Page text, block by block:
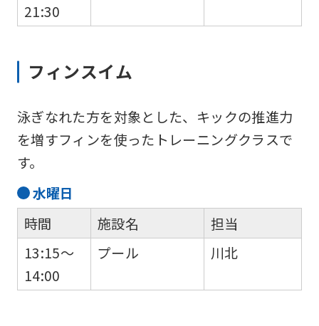
21:30
フィンスイム
泳ぎなれた方を対象とした、キックの推進力
を増すフィンを使ったトレーニングクラスで
す。
水曜日
時間
13:15～
14:00
施設名
プール
担当
川北
foreigners